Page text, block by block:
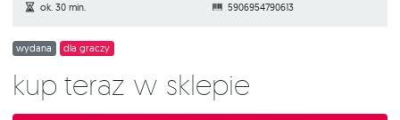
ok. 30 min.
5906954790613
wydana dla graczy
Kup teraz w sklepie